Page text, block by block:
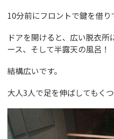
10分前にフロントで鍵を借り
ドアを開けると、広い脱衣
ース、そして半露天の風呂！
結構広いです。
大人3人で足を伸ばしてもく